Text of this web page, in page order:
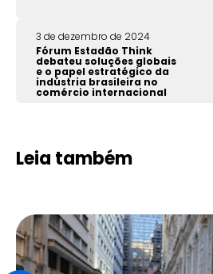
3 de dezembro de 2024
Fórum Estadão Think
debateu soluções globais
e o papel estratégico da
indústria brasileira no
comércio internacional
Leia também